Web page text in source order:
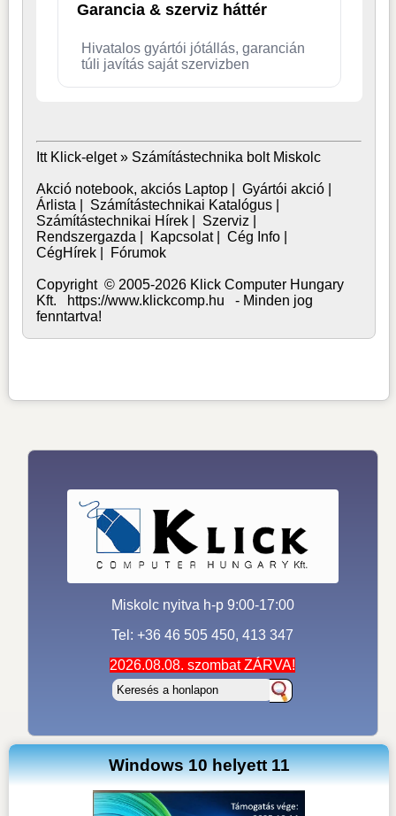
Garancia & szerviz háttér
Hivatalos gyártói jótállás, garancián
túli javítás saját szervizben
Itt Klick-elget » Számítástechnika bolt Miskolc
Akció notebook, akciós Laptop| Gyártói akció|
Árlista
Számítástechnikai Katalógus|
Számítástechnikai Hírek| Szerviz
Rendszergazda
Kapcsolat| Cég Info|
CégHírek| Fórumok
Copyright © 2005-2026 Klick Computer Hungary
Kft. https://www.klickcomp.hu - Minden jog
fenntartva!
Miskolc nyitva h-p 9:00-17:00
Tel: +36 46 505 450, 413 347
2026.08.08. szombat ZÁRVA!
Windows 10 helyett 11